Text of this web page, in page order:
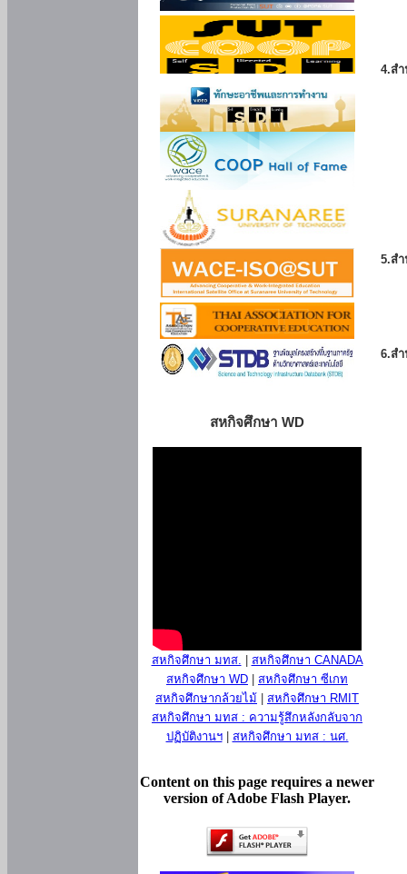
สหกิจศึกษา WD
สหกิจศึกษา มทส.
สหกิจศึกษา CANADA
สหกิจศึกษา WD
สหกิจศึกษา ซีเกท
สหกิจศึกษากล้วยไม้
สหกิจศึกษา RMIT
สหกิจศึกษา มทส : ความรู้สึกหลังกลับจาก
ปฏิบัติงานฯ| สหกิจศึกษา มทส : นศ.
Content on this page requires a newer
version of Adobe Flash Player.
4.ส
5.ส
6.ส